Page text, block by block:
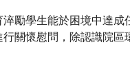
勵學生能於困境中達成
關懷慰問，除認識院